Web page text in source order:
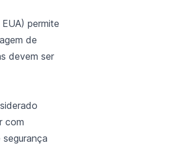
permite
de
devem ser
com